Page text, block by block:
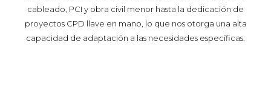
cableado, PCI y obra civil menor hasta la dedicación de
proyectos CPD llave en mano, lo que nos otorga una alta
capacidad de adaptación a las necesidades específicas.